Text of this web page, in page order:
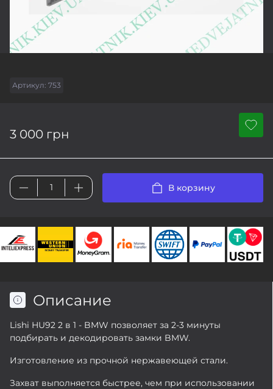
Артикул: 753
3 000 грн
В корзину
Описание
Lishi HU92 2 в 1 - BMW позволяет за 2-3 минуты
подбирать и декодировать замки BMW.
Изготовление из прочной нержавеющей стали.
Захват выполняется быстрее, чем при использовании